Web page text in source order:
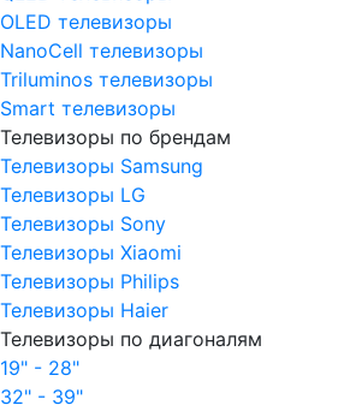
OLED телевизоры
NanoCell телевизоры
Triluminos телевизоры
Smart телевизоры
Телевизоры по брендам
Телевизоры Samsung
Телевизоры LG
Телевизоры Sony
Телевизоры Xiaomi
Телевизоры Philips
Телевизоры Haier
Телевизоры по диагоналям
19" - 28"
32" - 39"